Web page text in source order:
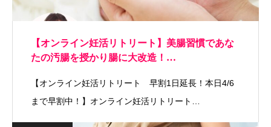
【オンライン妊活リトリート】美腸習慣であな
たの汚腸を授かり腸に大改造！…
【オンライン妊活リトリート 早割1日延長！本日4/6
まで早割中！】オンライン妊活リトリート…